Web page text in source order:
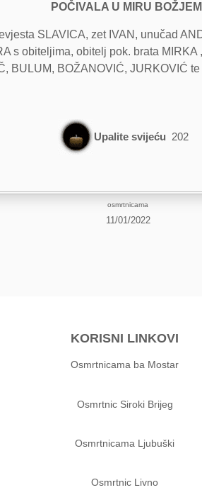
POČIVALA U MIRU
SLAVICA, zet IVAN, unučad
s obiteljima, obitelj pok. brata
BULUM, BOŽANOVIĆ, JURKOVIĆ
Upalite svijeću 202
osmrtnicama
11/01/2022
KORISNI LINKOVI
Osmrtnicama ba Mostar
Osmrtnic Siroki Brijeg
Osmrtnicama Ljubuški
Osmrtnic Livno